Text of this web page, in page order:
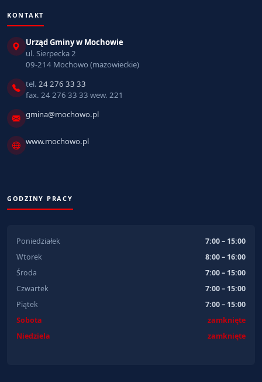
KONTAKT
Urząd Gminy w Mochowie
ul. Sierpecka 2
09-214 Mochowo (mazowieckie)
tel. 24 276 33 33
fax. 24 276 33 33 wew. 221
gmina@mochowo.pl
www.mochowo.pl
GODZINY PRACY
Poniedziałek
7:00 – 15:00
Wtorek
8:00 – 16:00
Środa
7:00 – 15:00
Czwartek
7:00 – 15:00
Piątek
7:00 – 15:00
Sobota
zamknięte
Niedziela
zamknięte